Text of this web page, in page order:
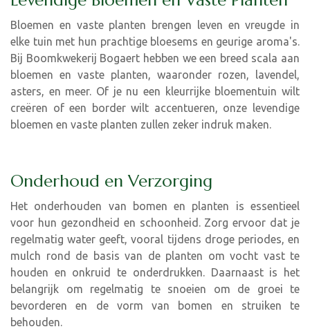
Bloemen en vaste planten brengen leven en vreugde in
elke tuin met hun prachtige bloesems en geurige aroma's.
Bij Boomkwekerij Bogaert hebben we een breed scala aan
bloemen en vaste planten, waaronder rozen, lavendel,
asters, en meer. Of je nu een kleurrijke bloementuin wilt
creëren of een border wilt accentueren, onze levendige
bloemen en vaste planten zullen zeker indruk maken.
Onderhoud en Verzorging
Het onderhouden van bomen en planten is essentieel
voor hun gezondheid en schoonheid. Zorg ervoor dat je
regelmatig water geeft, vooral tijdens droge periodes, en
mulch rond de basis van de planten om vocht vast te
houden en onkruid te onderdrukken. Daarnaast is het
belangrijk om regelmatig te snoeien om de groei te
bevorderen en de vorm van bomen en struiken te
behouden.